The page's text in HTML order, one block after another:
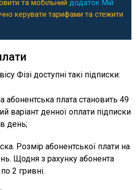
та мобільнийдодаток Мій
керувати тарифами та стежити
Фізі доступні такі підписки:
абонентська плата становить 49
варіант денної оплати підписки
день;
Розмір абонентської плати на
Щодня з рахунку абонента
2 гривні.